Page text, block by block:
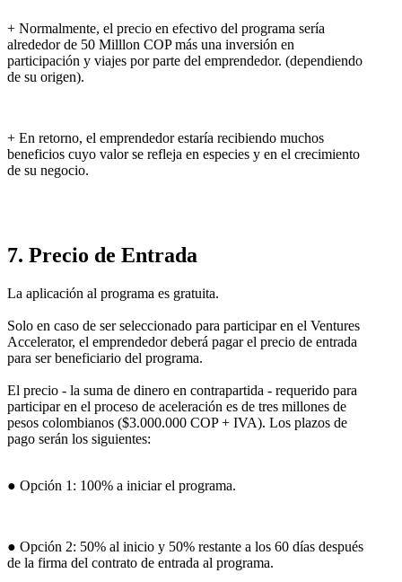
+ Normalmente, el precio en efectivo del programa sería
alrededor de 50 Milllon COP más una inversión en
participación y viajes por parte del emprendedor. (dependiendo
de su origen).
+ En retorno, el emprendedor estaría recibiendo muchos
beneficios cuyo valor se refleja en especies y en el crecimiento
de su negocio.
7. Precio de Entrada
La aplicación al programa es gratuita.
Solo en caso de ser seleccionado para participar en el Ventures
Accelerator, el emprendedor deberá pagar el precio de entrada
para ser beneficiario del programa.
El precio - la suma de dinero en contrapartida - requerido para
participar en el proceso de aceleración es de tres millones de
pesos colombianos ($3.000.000 COP + IVA). Los plazos de
pago serán los siguientes:
● Opción 1: 100% a iniciar el programa.
● Opción 2: 50% al inicio y 50% restante a los 60 días después
de la firma del contrato de entrada al programa.